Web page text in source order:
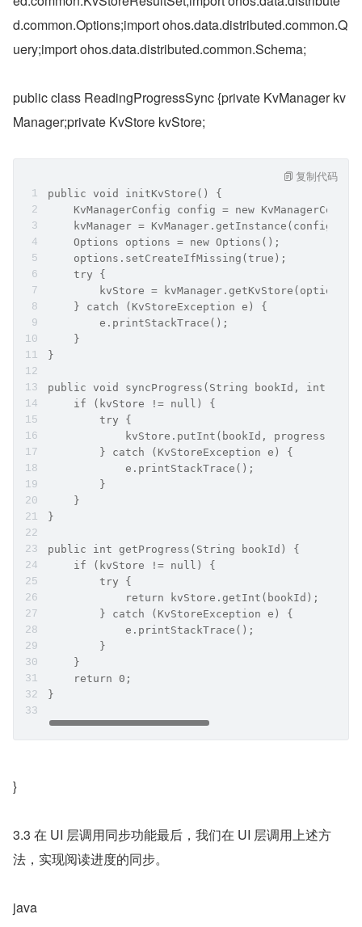
d.common.Options;import ohos.data.distributed.common.Q
uery;import ohos.data.distributed.common.Schema;
public class ReadingProgressSync {private KvManager kv
Manager;private KvStore kvStore;
public void initKvStore() {
KvManagerConfig config = new
    kvManager = KvManager.getInstance(config);
    Options options = new Options();
    options.setCreateIfMissing(true);
    try {
kvStore = kvManager.getKvStore(options,
    } catch (KvStoreException e) {
        e.printStackTrace();
    }
}
public void syncProgress(String bookId, int
    if (kvStore != null) {
        try {
            kvStore.putInt(bookId, progress);
        } catch (KvStoreException e) {
            e.printStackTrace();
        }
    }
}
public int getProgress(String bookId) {
    if (kvStore != null) {
        try {
            return kvStore.getInt(bookId);
        } catch (KvStoreException e) {
            e.printStackTrace();
        }
    }
    return 0;
}
复制代码
}
3.3 在 UI 层调用同步功能最后，我们在 UI 层调用上述方
法，实现阅读进度的同步。
java